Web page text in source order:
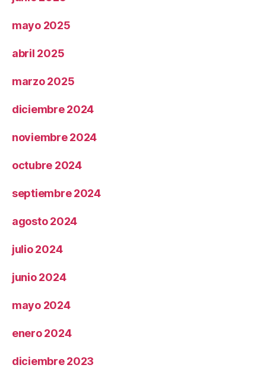
mayo 2025
abril 2025
marzo 2025
diciembre 2024
noviembre 2024
octubre 2024
septiembre 2024
agosto 2024
julio 2024
junio 2024
mayo 2024
enero 2024
diciembre 2023